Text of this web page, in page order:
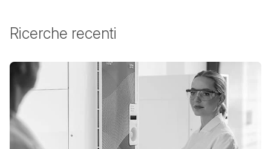
Ricerche recenti